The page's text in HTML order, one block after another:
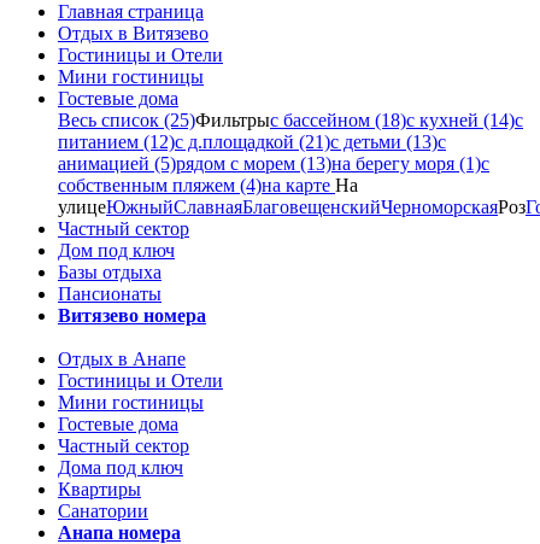
Главная страница
Отдых в Витязево
Гостиницы и Отели
Мини гостиницы
Гостевые дома
Весь список (25)Фильтрыс бассейном (18)с кухней (14)с
питанием (12)с д.площадкой (21)с детьми (13)с
анимацией (5)рядом с морем (13)на берегу моря (1)с
собственным пляжем (4)на карте На
улицеЮжныйСлавнаяБлаговещенскийЧерноморскаяРоз
Частный сектор
Дом под ключ
Базы отдыха
Пансионаты
Витязево номера
Отдых в Анапе
Гостиницы и Отели
Мини гостиницы
Гостевые дома
Частный сектор
Дома под ключ
Квартиры
Санатории
Анапа номера